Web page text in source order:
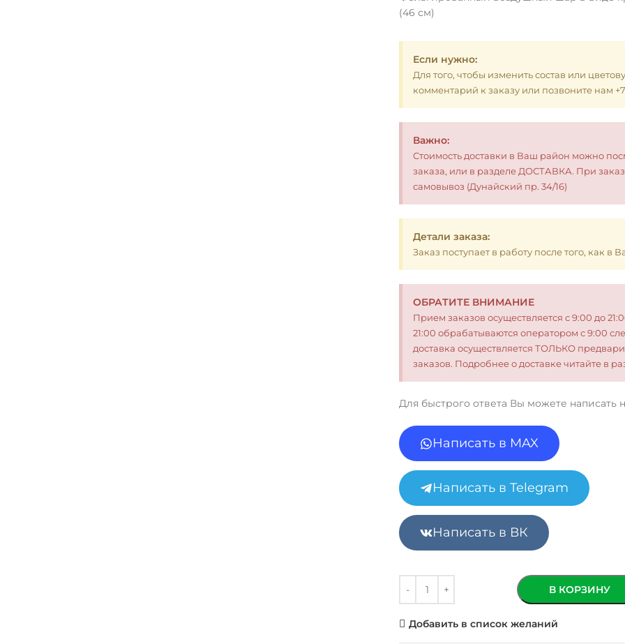
(46 см)
Если нужно:
Для того, чтобы изменить состав или
комментарий к заказу или позвоните нам +7
Важно:
Стоимость доставки в Ваш район можно
заказа, или в разделе ДОСТАВКА. При
самовывоз (Дунайский пр. 34/16)
Детали заказа:
Заказ поступает в работу после того, как
ОБРАТИТЕ ВНИМАНИЕ
Прием заказов осуществляется с 9:00 до
21:00 обрабатываются оператором с 9:00
доставка осуществляется ТОЛЬКО
заказов. Подробнее о доставке читайте в
Для быстрого ответа Вы можете написать
Написать в MAX
Написать в Telegram
Написать в ВК
В КОРЗИНУ
Добавить в список желаний